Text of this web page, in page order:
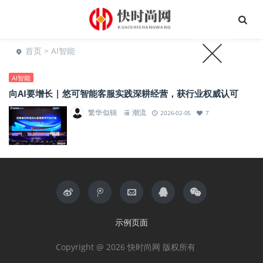
首页 > AI智能
AI智能
向AI要增长 | 悠可智能客服实践深耕经营，获行业权威认可
繁华似锦 潮流 2026-02-05 7
示例页面
Copyright @ 2026 快时尚网 版权所有